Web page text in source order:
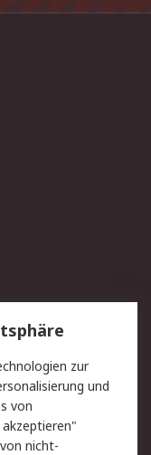
zur
und
von
nicht-